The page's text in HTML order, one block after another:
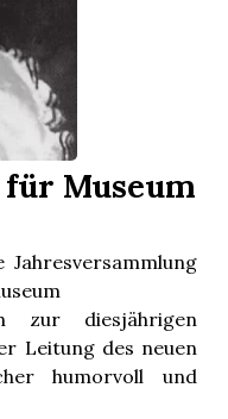
Museum
zur diesjährigen
Leitung des neuen
humorvoll und